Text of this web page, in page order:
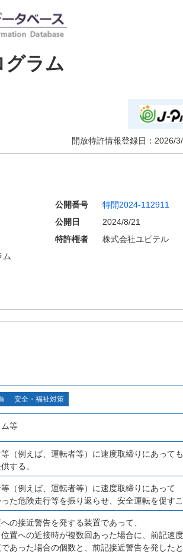
グラム
開放特許情報登録日： 2026/
公開番号 特開2024-112911
公開日
2024/8/21
特許権者 株式会社ユピテル
ム
安全・福祉対策
等
（例えば、運転者等）に速度取締りにあって
する。
（例えば、運転者等）に速度取締りにあって
た危険走行等を振り返らせ、安全運転を促すこ
の接近警告を発する装置であって、
置への近接時が複数回あった場合に、前記速
あった場合の個数と、前記接近警告を発した